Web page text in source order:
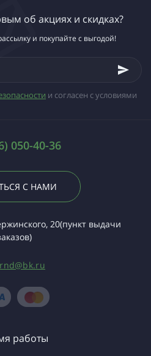
об акциях и скидках?
и покупайте с выгодой!
и согласен с условиями
050-40-36
С НАМИ
20(пункт выдачи
работы